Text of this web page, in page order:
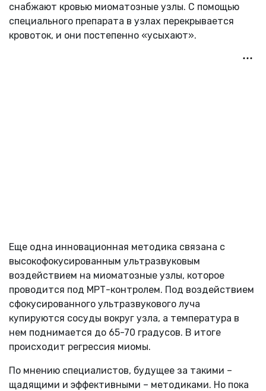
снабжают кровью миоматозные узлы. С помощью
специального препарата в узлах перекрывается
кровоток, и они постепенно «усыхают».
Еще одна инновационная методика связана с
высокофокусированным ультразвуковым
воздействием на миоматозные узлы, которое
проводится под МРТ-контролем. Под воздействием
сфокусированного ультразвукового луча
купируются сосуды вокруг узла, а температура в
нем поднимается до 65-70 градусов. В итоге
происходит регрессия миомы.
По мнению специалистов, будущее за такими –
щадящими и эффективными – методиками. Но пока